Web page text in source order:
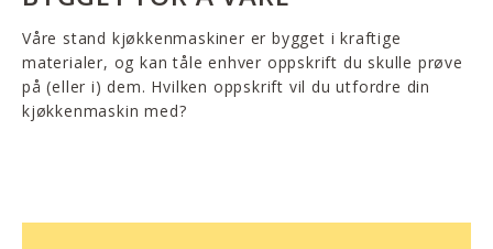
Våre stand kjøkkenmaskiner er bygget i kraftige
materialer, og kan tåle enhver oppskrift du skulle prøve
på (eller i) dem. Hvilken oppskrift vil du utfordre din
kjøkkenmaskin med?